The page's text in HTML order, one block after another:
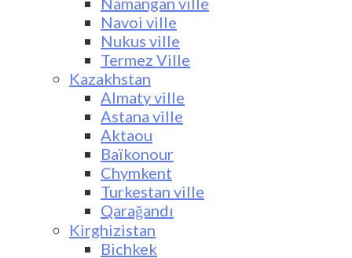
Navoi ville
Nukus ville
Termez Ville
Kazakhstan
Almaty ville
Astana ville
Aktaou
Baïkonour
Chymkent
Turkestan ville
Qarağandı
Kirghizistan
Bichkek